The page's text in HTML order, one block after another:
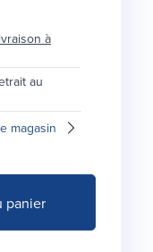
à
au
magasin
panier